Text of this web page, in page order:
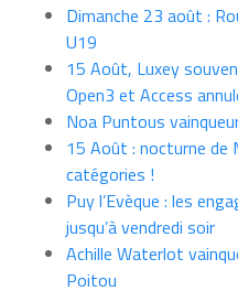
Dimanche 23 août :
U19
15 Août, Luxey
Open3 et Access
Noa Puntous
15 Août : nocturne de
catégories !
Puy l’Evèque : les
jusqu’à vendredi soir
Achille Waterlot
Poitou